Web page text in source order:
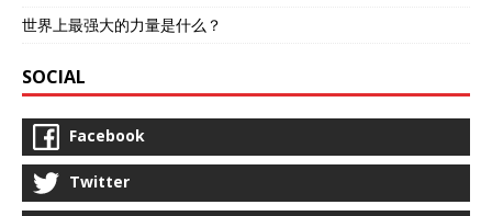
世界上最强大的力量是什么？
SOCIAL
Facebook
Twitter